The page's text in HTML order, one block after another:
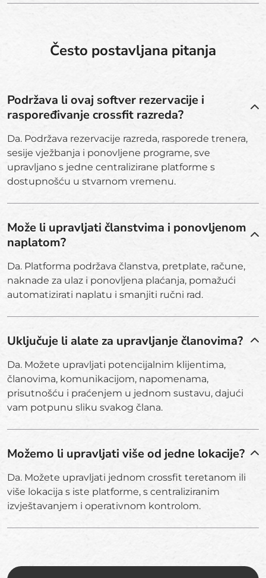
Često postavljana pitanja
Podržava li ovaj softver rezervacije i
raspoređivanje crossfit razreda?
Da. Podržava rezervacije razreda, rasporede trenera,
sesije vježbanja i ponovljene programe, sve
upravljano s jedne centralizirane platforme s
dostupnošću u stvarnom vremenu.
Može li upravljati članstvima i ponovljenom
naplatom?
Da. Platforma podržava članstva, pretplate, račune,
naknade za ulaz i ponovljena plaćanja, pomažući
automatizirati naplatu i smanjiti ručni rad.
Uključuje li alate za upravljanje članovima?
Da. Možete upravljati potencijalnim klijentima,
članovima, komunikacijom, napomenama,
prisutnošću i praćenjem u jednom sustavu, dajući
vam potpunu sliku svakog člana.
Možemo li upravljati više od jedne lokacije?
Da. Možete upravljati jednom crossfit teretanom ili
više lokacija s iste platforme, s centraliziranim
izvještavanjem i operativnom kontrolom.